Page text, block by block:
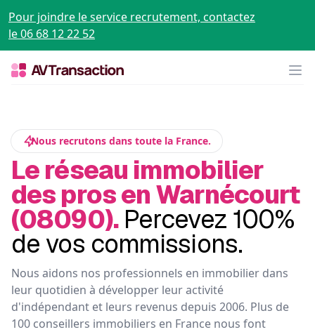
Pour joindre le service recrutement, contactez
le 06 68 12 22 52
Nous recrutons dans toute la France.
Le réseau immobilier
des pros en Warnécourt
(08090). Percevez 100%
de vos commissions.
Nous aidons nos professionnels en immobilier dans
leur quotidien à développer leur activité
d'indépendant et leurs revenus depuis 2006. Plus de
100 conseillers immobiliers en France nous font